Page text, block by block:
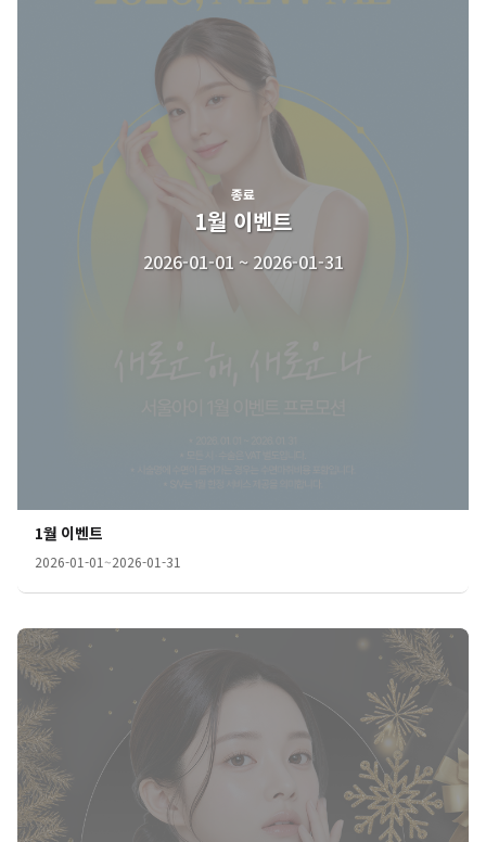
종료
1월 이벤트
2026-01-01 ~ 2026-01-31
1월 이벤트
2026-01-01~2026-01-31